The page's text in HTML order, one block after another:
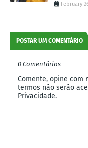
February
POSTAR UM COMENTÁRIO
0 Comentários
Comente, opine com
termos não serão
Privacidade.